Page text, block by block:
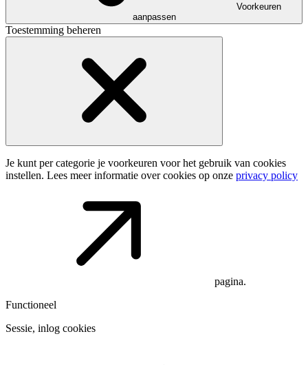
Voorkeuren
aanpassen
Toestemming beheren
Je kunt per categorie je voorkeuren voor het gebruik van cookies
instellen. Lees meer informatie over cookies op onze privacy policy
pagina.
Functioneel
Sessie, inlog cookies